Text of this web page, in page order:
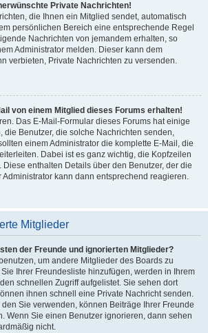
Private Nachrichten!
die Ihnen ein Mitglied sendet, automatisch
persönlichen Bereich eine entsprechende Regel
Nachrichten von jemandem erhalten, so
Administrator melden. Dieser kann dem
verbieten, Private Nachrichten zu versenden.
von einem Mitglied dieses Forums erhalten!
Das E-Mail-Formular dieses Forums hat einige
die Benutzer, die solche Nachrichten senden,
einem Administrator die komplette E-Mail, die
Dabei ist es ganz wichtig, die Kopfzeilen
enthalten Details über den Benutzer, der die
Administrator kann dann entsprechend reagieren.
Mitglieder
der Freunde und ignorierten Mitglieder?
um andere Mitglieder des Boards zu
Ihrer Freundesliste hinzufügen, werden in Ihrem
schnellen Zugriff aufgelistet. Sie sehen dort
ihnen schnell eine Private Nachricht senden.
Sie verwenden, können Beiträge Ihrer Freunde
Wenn Sie einen Benutzer ignorieren, dann sehen
nicht.